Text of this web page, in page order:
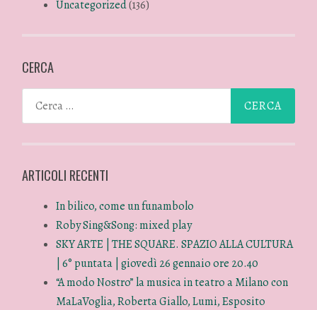
Uncategorized(136)
CERCA
ARTICOLI RECENTI
In bilico, come un funambolo
Roby Sing&Song: mixed play
SKY ARTE | THE SQUARE. SPAZIO ALLA CULTURA
| 6° puntata | giovedì 26 gennaio ore 20.40
“A modo Nostro” la musica in teatro a Milano con
MaLaVoglia, Roberta Giallo, Lumi, Esposito